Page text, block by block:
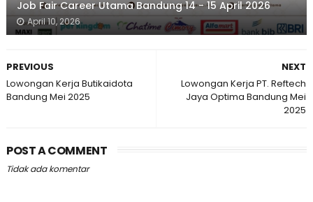
Job Fair Career Utama Bandung 14 - 15 April 2026
April 10, 2026
NEXT
Lowongan Kerja PT. Reftech
Jaya Optima Bandung Mei
2025
PREVIOUS
Lowongan Kerja Butikaidota
Bandung Mei 2025
POST A COMMENT
Tidak ada komentar